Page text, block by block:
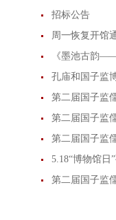
招标公告
周一恢复开馆
《墨池古韵
孔庙和国子监
第二届国子监
第二届国子监
第二届国子监
5.18“博物馆日
第二届国子监